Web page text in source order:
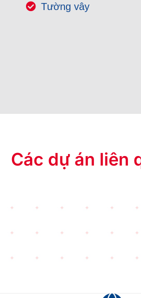
Tường vây
Các dự án liên